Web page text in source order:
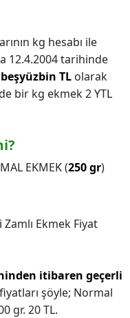
kg hesabı ile
12.4.2004 tarihinde
TL olarak
bir kg ekmek 2 YTL
EKMEK (250 gr)
Zamlı Ekmek Fiyat
itibaren geçerli
şöyle; Normal
gr. 20 TL.